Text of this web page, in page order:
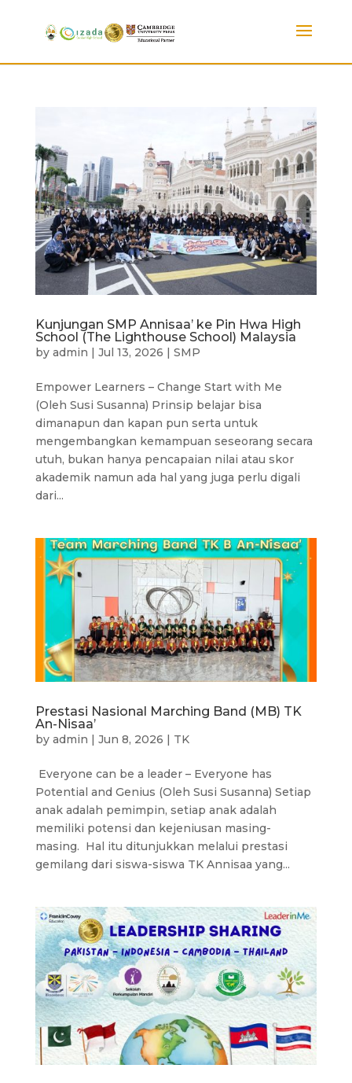
Kunjungan SMP Annisaa’ ke Pin Hwa High
School (The Lighthouse School) Malaysia
by admin | Jul 13, 2026 | SMP
Empower Learners – Change Start with Me
(Oleh Susi Susanna) Prinsip belajar bisa
dimanapun dan kapan pun serta untuk
mengembangkan kemampuan seseorang secara
utuh, bukan hanya pencapaian nilai atau skor
akademik namun ada hal yang juga perlu digali
dari...
Prestasi Nasional Marching Band (MB) TK
An-Nisaa’
by admin | Jun 8, 2026 | TK
Everyone can be a leader – Everyone has
Potential and Genius (Oleh Susi Susanna) Setiap
anak adalah pemimpin, setiap anak adalah
memiliki potensi dan kejeniusan masing-
masing. Hal itu ditunjukkan melalui prestasi
gemilang dari siswa-siswa TK Annisaa yang...